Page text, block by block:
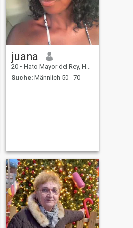
juana
20 • Hato Mayor del Rey, Hato Mayor, Dom. Rep.
Suche: Männlich 50 - 70